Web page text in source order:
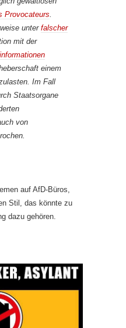
Provocateurs.
unter falscher
mit der
einem
Im Fall
Staatsorgane
von
auf AfD-Büros,
Stil, das könnte zu
dazu gehören.